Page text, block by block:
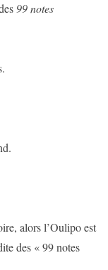
99 notes
alors l’Oulipo est
des « 99 notes